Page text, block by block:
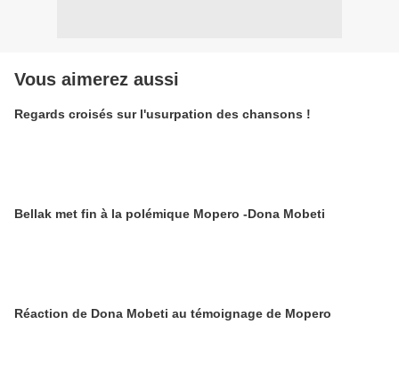
Vous aimerez aussi
Regards croisés sur l'usurpation des chansons !
Bellak met fin à la polémique Mopero -Dona Mobeti
Réaction de Dona Mobeti au témoignage de Mopero